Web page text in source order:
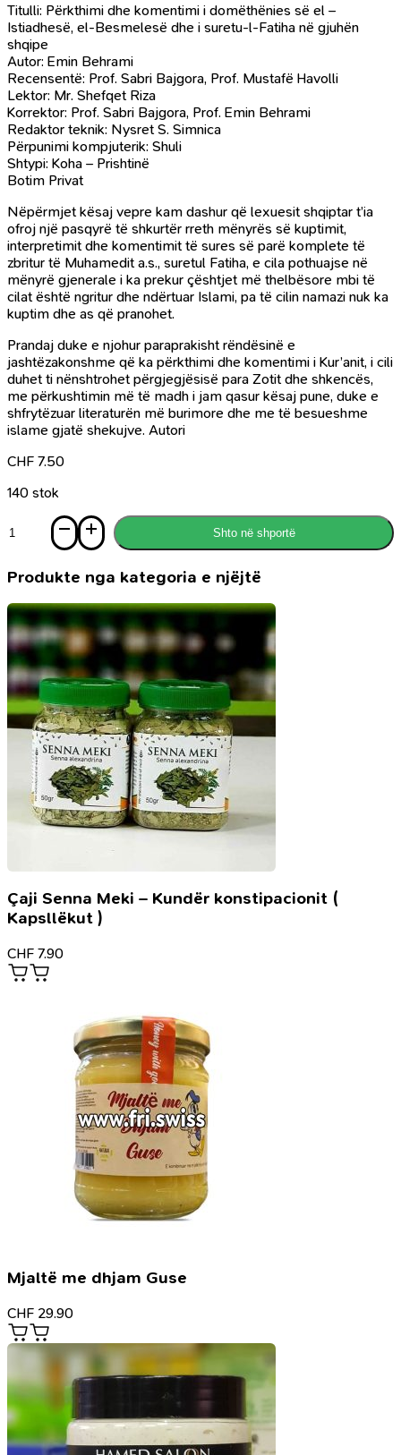
Titulli: Përkthimi dhe komentimi i domëthënies së el –
Istiadhesë, el-Besmelesë dhe i suretu-l-Fatiha në gjuhën
shqipe
Autor: Emin Behrami
Recensentë: Prof. Sabri Bajgora, Prof. Mustafë Havolli
Lektor: Mr. Shefqet Riza
Korrektor: Prof. Sabri Bajgora, Prof. Emin Behrami
Redaktor teknik: Nysret S. Simnica
Përpunimi kompjuterik: Shuli
Shtypi: Koha – Prishtinë
Botim Privat
Nëpërmjet kësaj vepre kam dashur që lexuesit shqiptar t’ia
ofroj një pasqyrë të shkurtër rreth mënyrës së kuptimit,
interpretimit dhe komentimit të sures së parë komplete të
zbritur të Muhamedit a.s., suretul Fatiha, e cila pothuajse në
mënyrë gjenerale i ka prekur çështjet më thelbësore mbi të
cilat është ngritur dhe ndërtuar Islami, pa të cilin namazi nuk ka
kuptim dhe as që pranohet.
Prandaj duke e njohur paraprakisht rëndësinë e
jashtëzakonshme që ka përkthimi dhe komentimi i Kur’anit, i cili
duhet ti nënshtrohet përgjegjësisë para Zotit dhe shkencës,
me përkushtimin më të madh i jam qasur kësaj pune, duke e
shfrytëzuar literaturën më burimore dhe me të besueshme
islame gjatë shekujve. Autori
CHF 7.50
140 stok
Përkthimi
komentimi
domëthënies
së
el
-
Istiadhesë,
el-
Besmelesë
dhe
suretu-
Fatiha
gjuhën
Shto në shportë
Produkte nga kategoria e njëjtë
Çaji Senna Meki – Kundër konstipacionit (
Kapsllëkut )
CHF 7.90
Mjaltë me dhjam Guse
CHF 29.90